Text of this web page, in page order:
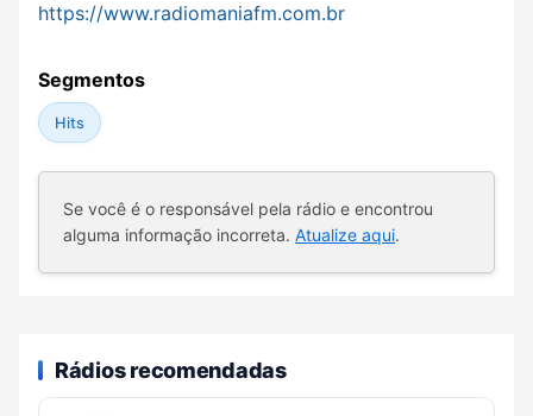
https://www.radiomaniafm.com.br
Segmentos
Hits
Se você é o responsável pela rádio e encontrou
alguma informação incorreta. Atualize aqui.
Rádios recomendadas